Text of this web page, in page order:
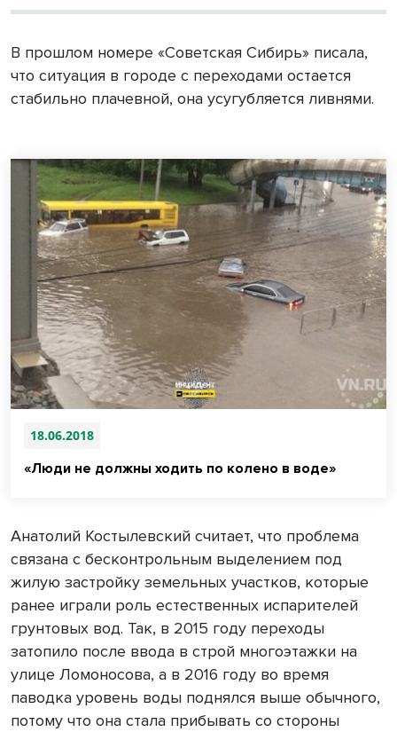
В прошлом номере «Советская Сибирь» писала,
что ситуация в городе с переходами остается
стабильно плачевной, она усугубляется ливнями.
18.06.2018
«Люди не должны ходить по колено в воде»
Анатолий Костылевский считает, что проблема
связана с бесконтрольным выделением под
жилую застройку земельных участков, которые
ранее играли роль естественных испарителей
грунтовых вод. Так, в 2015 году переходы
затопило после ввода в строй многоэтажки на
улице Ломоносова, а в 2016 году во время
паводка уровень воды поднялся выше обычного,
потому что она стала прибывать со стороны